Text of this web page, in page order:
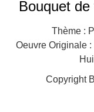
Bouquet
Thème :
Oeuvre Originale
Copyright